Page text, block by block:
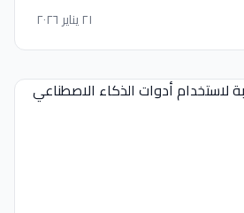
٢١ يناير ٢٠٢٦